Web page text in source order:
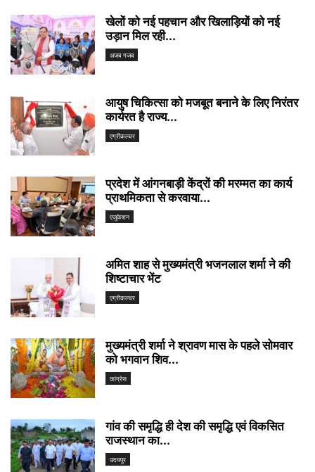
खेलों को नई पहचान और खिलाड़ियों को नई
उड़ान मिल रही...
अजब गजब
आयुष चिकित्सा को मजबूत बनाने के लिए निरंतर
कार्यरत है राज्य...
एग्रीकल्चर
प्रदेश में आंगनबाड़ी केंद्रों की मरम्मत का कार्य
प्राथमिकता से करवाया...
एजुकेशन
अमित शाह से मुख्यमंत्री भजनलाल शर्मा ने की
शिष्टाचार भेंट
एग्रीकल्चर
मुख्यमंत्री शर्मा ने श्रावण मास के पहले सोमवार
को भगवान शिव...
कांग्रेस
गांव की समृद्धि ही देश की समृद्धि एवं विकसित
राजस्थान का...
उदयपुर